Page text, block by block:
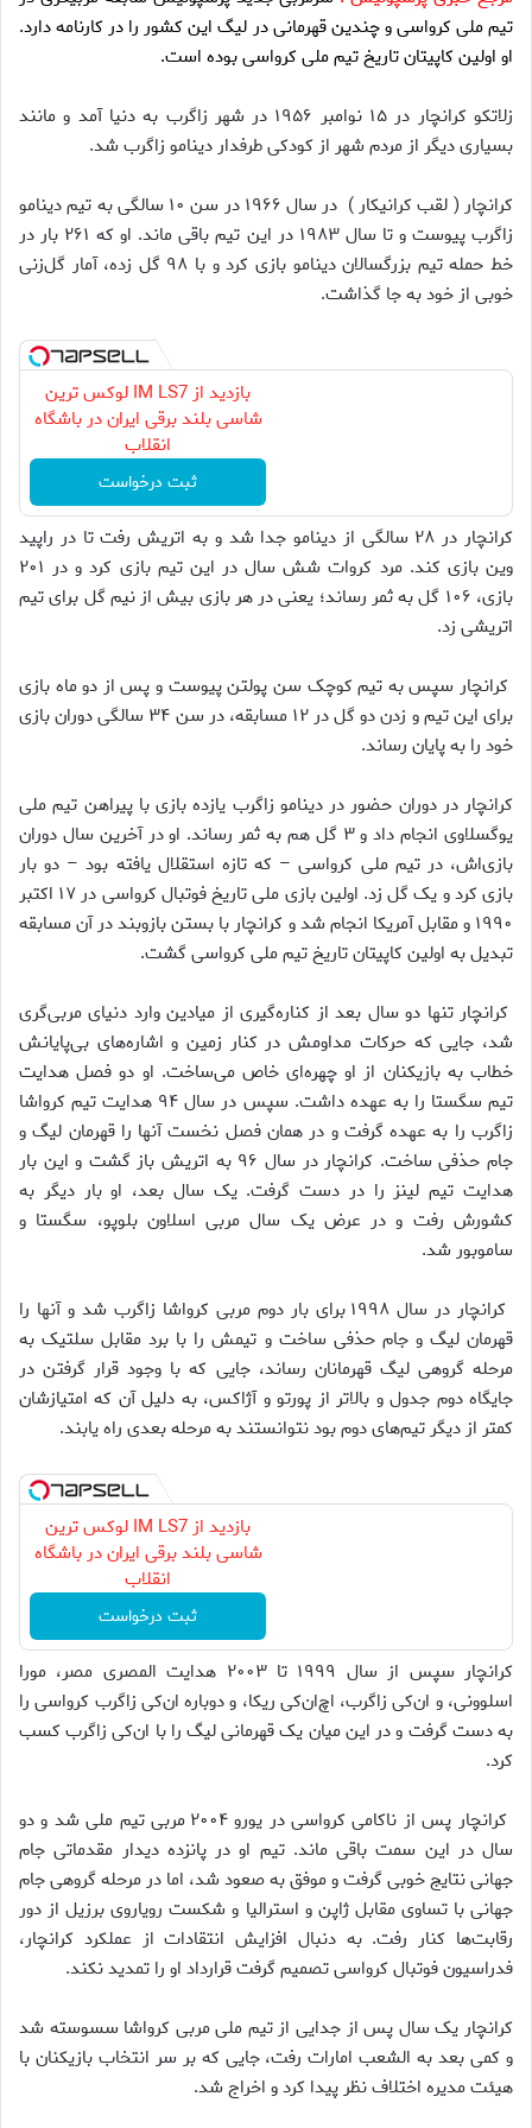
تیم ملی کرواسی و چندین قهرمانی در لیگ این کشور را در کارنامه دارد.
او اولین کاپیتان تاریخ تیم ملی کرواسی بوده است.
زلاتکو کرانچار در ۱۵ نوامبر ۱۹۵۶ در شهر زاگرب به دنیا آمد و مانند
بسیاری دیگر از مردم شهر از کودکی طرفدار دینامو زاگرب شد.
کرانچار ( لقب کرانیکار ) در سال ۱۹۶۶ در سن ۱۰ سالگی به تیم دینامو
زاگرب پیوست و تا سال ۱۹۸۳ در این تیم باقی ماند. او که ۲۶۱ بار در
خط حمله تیم بزرگسالان دینامو بازی کرد و با ۹۸ گل زده، آمار گل‌زنی
خوبی از خود به جا گذاشت.
بازدید از IM LS7 لوکس ترین
شاسی بلند برقی ایران در باشگاه
انقلاب
ثبت درخواست
کرانچار در ۲۸ سالگی از دینامو جدا شد و به اتریش رفت تا در راپید
وین بازی کند. مرد کروات شش سال در این تیم بازی کرد و در ۲۰۱
بازی، ۱۰۶ گل به ثمر رساند؛ یعنی در هر بازی بیش از نیم گل برای تیم
اتریشی زد.
کرانچار سپس به تیم کوچک سن پولتن پیوست و پس از دو ماه بازی
برای این تیم و زدن دو گل در ۱۲ مسابقه، در سن ۳۴ سالگی دوران بازی
خود را به پایان رساند.
کرانچار در دوران حضور در دینامو زاگرب یازده بازی با پیراهن تیم ملی
یوگسلاوی انجام داد و ۳ گل هم به ثمر رساند. او در آخرین سال دوران
بازی‌اش، در تیم ملی کرواسی – که تازه استقلال یافته بود – دو بار
بازی کرد و یک گل زد. اولین بازی ملی تاریخ فوتبال کرواسی در ۱۷ اکتبر
۱۹۹۰ و مقابل آمریکا انجام شد و کرانچار با بستن بازوبند در آن مسابقه
تبدیل به اولین کاپیتان تاریخ تیم ملی کرواسی گشت.
کرانچار تنها دو سال بعد از کناره‌گیری از میادین وارد دنیای مربی‌گری
شد، جایی که حرکات مداومش در کنار زمین و اشاره‌های بی‌پایانش
خطاب به بازیکنان از او چهره‌ای خاص می‌ساخت. او دو فصل هدایت
تیم سگستا را به عهده داشت. سپس در سال ۹۴ هدایت تیم کرواشا
زاگرب را به عهده گرفت و در همان فصل نخست آنها را قهرمان لیگ و
جام حذفی ساخت. کرانچار در سال ۹۶ به اتریش باز گشت و این بار
هدایت تیم لینز را در دست گرفت. یک سال بعد، او بار دیگر به
کشورش رفت و در عرض یک سال مربی اسلاون بلوپو، سگستا و
ساموبور شد.
کرانچار در سال ۱۹۹۸ برای بار دوم مربی کرواشا زاگرب شد و آنها را
قهرمان لیگ و جام حذفی ساخت و تیمش را با برد مقابل سلتیک به
مرحله گروهی لیگ قهرمانان رساند، جایی که با وجود قرار گرفتن در
جایگاه دوم جدول و بالاتر از پورتو و آژاکس، به دلیل آن که امتیازشان
کمتر از دیگر تیم‌های دوم بود نتوانستند به مرحله بعدی راه یابند.
بازدید از IM LS7 لوکس ترین
شاسی بلند برقی ایران در باشگاه
انقلاب
ثبت درخواست
کرانچار سپس از سال ۱۹۹۹ تا ۲۰۰۳ هدایت المصری مصر، مورا
اسلوونی، و ان‌کی زاگرب، اچ‌ان‌کی ریکا، و دوباره ان‌کی زاگرب کرواسی را
به دست گرفت و در این میان یک قهرمانی لیگ را با ان‌کی زاگرب کسب
کرد.
کرانچار پس از ناکامی کرواسی در یورو ۲۰۰۴ مربی تیم ملی شد و دو
سال در این سمت باقی ماند. تیم او در پانزده دیدار مقدماتی جام
جهانی نتایج خوبی گرفت و موفق به صعود شد، اما در مرحله گروهی جام
جهانی با تساوی مقابل ژاپن و استرالیا و شکست رویاروی برزیل از دور
رقابت‌ها کنار رفت. به دنبال افزایش انتقادات از عملکرد کرانچار،
فدراسیون فوتبال کرواسی تصمیم گرفت قرارداد او را تمدید نکند.
کرانچار یک سال پس از جدایی از تیم ملی مربی کرواشا سسوسته شد
و کمی بعد به الشعب امارات رفت، جایی که بر سر انتخاب بازیکنان با
هیئت مدیره اختلاف نظر پیدا کرد و اخراج شد.